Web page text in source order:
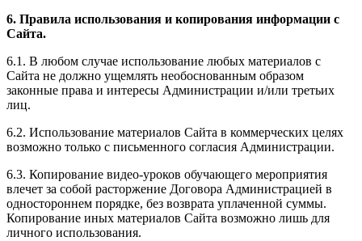
6. Правила использования и копирования информации с
Сайта.
6.1. В любом случае использование любых материалов с
Сайта не должно ущемлять необоснованным образом
законные права и интересы Администрации и/или третьих
лиц.
6.2. Использование материалов Сайта в коммерческих целях
возможно только с письменного согласия Администрации.
6.3. Копирование видео-уроков обучающего мероприятия
влечет за собой расторжение Договора Администрацией в
одностороннем порядке, без возврата уплаченной суммы.
Копирование иных материалов Сайта возможно лишь для
личного использования.